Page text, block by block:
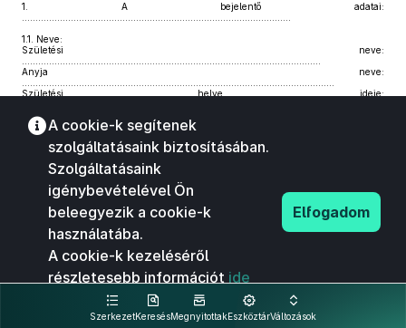
1.
A bejelentő adatai:
1.1.
Neve:
Születési neve:
Anyja neve:
Születési helye, ideje:
Lakóhely, székhely:
.....................................................................................................
Személyazonosító igazolvány száma:
.........................................................................
Adószáma vagy adóazonosító jele: .............................................................................
Telefon:
.........................................................................................................................
Telefax:
.........................................................................................................................
E-mail:
...........................................................................................................................
Végzettsége(i):
Oklevél száma, kelte:
Az oklevelet kibocsátó felsőfokú oktatási intézmény neve:
.........................................................................................................
SzerkezetKeresésMegnyitottakEszköztárVáltozások
A cookie-k segítenek
szolgáltatásaink biztosításában.
Szolgáltatásaink
igénybevételével Ön
beleegyezik a cookie-k
használatába.
A cookie-k kezeléséről
részletesebb információt ide
kattintva olvashat.
Elfogadom